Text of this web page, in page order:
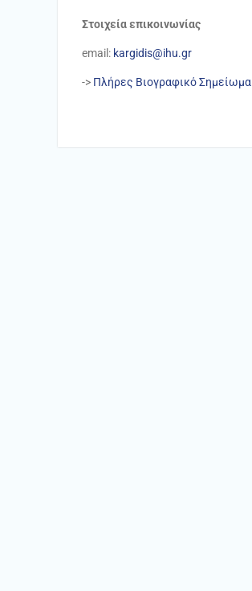
Στοιχεία επικοινωνίας
email: kargidis@ihu.gr
-> Πλήρες Βιογραφικό Σημείωμα